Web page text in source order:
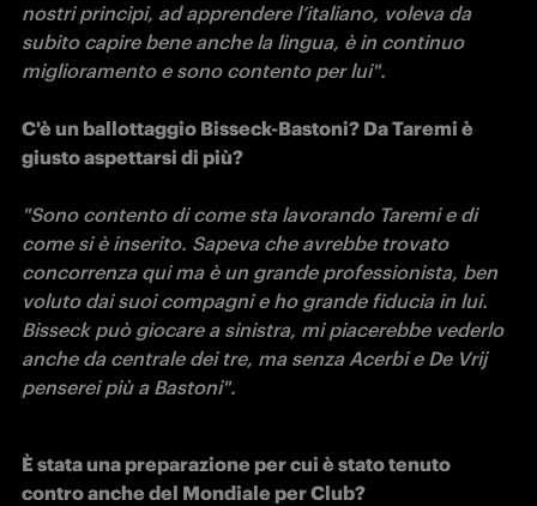
nostri principi, ad apprendere l’italiano, voleva da
subito capire bene anche la lingua, è in continuo
miglioramento e sono contento per lui".
C'è un ballottaggio Bisseck-Bastoni? Da Taremi è
giusto aspettarsi di più?
"Sono contento di come sta lavorando Taremi e di
come si è inserito. Sapeva che avrebbe trovato
concorrenza qui ma è un grande professionista, ben
voluto dai suoi compagni e ho grande fiducia in lui.
Bisseck può giocare a sinistra, mi piacerebbe vederlo
anche da centrale dei tre, ma senza Acerbi e De Vrij
penserei più a Bastoni".
È stata una preparazione per cui è stato tenuto
contro anche del Mondiale per Club?